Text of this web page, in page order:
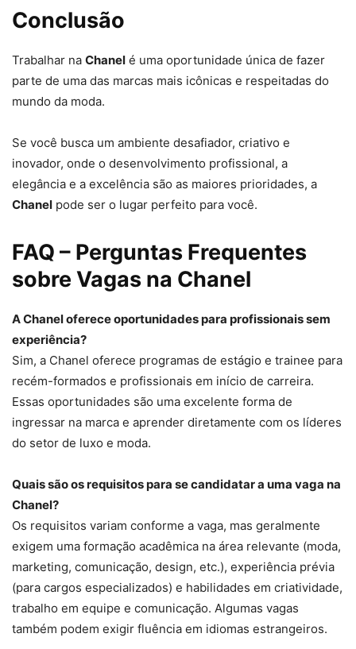
Conclusão
Trabalhar na Chanel é uma oportunidade única de fazer
parte de uma das marcas mais icônicas e respeitadas do
mundo da moda.
Se você busca um ambiente desafiador, criativo e
inovador, onde o desenvolvimento profissional, a
elegância e a excelência são as maiores prioridades, a
Chanel pode ser o lugar perfeito para você.
FAQ – Perguntas Frequentes
sobre Vagas na Chanel
A Chanel oferece oportunidades para profissionais sem
experiência?
Sim, a Chanel oferece programas de estágio e trainee para
recém-formados e profissionais em início de carreira.
Essas oportunidades são uma excelente forma de
ingressar na marca e aprender diretamente com os líderes
do setor de luxo e moda.
Quais são os requisitos para se candidatar a uma vaga na
Chanel?
Os requisitos variam conforme a vaga, mas geralmente
exigem uma formação acadêmica na área relevante (moda,
marketing, comunicação, design, etc.), experiência prévia
(para cargos especializados) e habilidades em criatividade,
trabalho em equipe e comunicação. Algumas vagas
também podem exigir fluência em idiomas estrangeiros.